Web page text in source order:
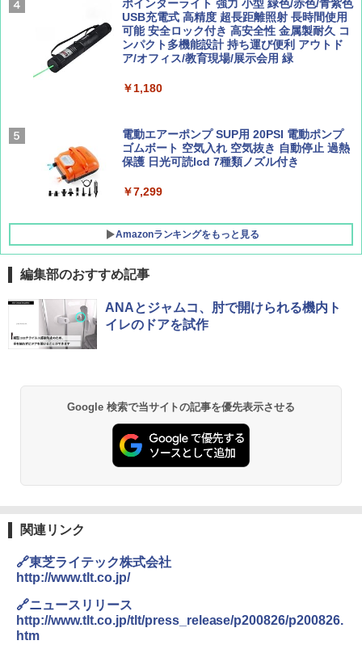
￥1,760
BE-PAL(ビ-パル) 2026年 9 月号【特別付録:
￥1,500
￥2,695
新しい日本地理 地図・統計・移動から読み
￥1,540
[キャンパーズコレクション 山善] 傘みたいに
広げるだけ パッとサッとテント ブラックコ
簡単設置 ポップアップテント エクルベージ
￥8,991
X 2人用 3人用 キャンプ アウトドア フェス
￥20,718
ポインターライト 強力 小型 緑色/赤色/青紫色
USB充電式 高精度 超長距離照射 長時間使用
可能 安全ロック付き 高安全性 金属製耐久 コ
ンパクト多機能設計 持ち運び便利 アウトド
ア/オフィス/教育現場/展示会用 緑
￥1,180
電動エアーポンプ SUP用 20PSI 電動ポンプ
ゴムボート 空気入れ 空気抜き 自動停止 過熱
保護 日光可読lcd 7種類ノズル付き
￥7,299
Amazonランキングをもっと見る
編集部のおすすめ記事
ANAとジャムコ、肘で開けられる機内ト
イレのドアを試作
Google 検索で当サイトの記事を優先表示させる
関連リンク
🔗東芝ライテック株式会社
http://www.tlt.co.jp/
🔗ニュースリリース
http://www.tlt.co.jp/tlt/press_release/p200826/p200826.
htm